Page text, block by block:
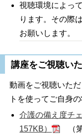
視聴環境によっ
ります。その際
お願いします。
講座をご視聴い
動画をご視聴いた
トを使ってご自身
介護の備え度チ
157KB）
（第